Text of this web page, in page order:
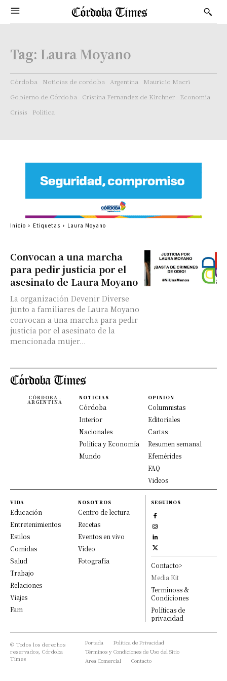
Tag: Laura Moyano
Córdoba Noticias de cordoba Argentina
Mauricio Macri
Gobierno de Córdoba
Cristina Fernandez de Kirchner
Economía
Crisis
Politica
Convocan a una marcha
para pedir justicia por el
asesinato de Laura Moyano
La organización Devenir Diverse
junto a familiares de Laura Moyano
convocan a una marcha para pedir
justicia por el asesinato de la
mencionada mujer...
Inicio Etiquetas Laura Moyano
CÓRDOBA -
ARGENTINA
NOTICIAS
Córdoba
Interior
Nacionales
Política y Economía
Mundo
OPINION
Columnistas
Editoriales
Cartas
Resumen semanal
Efemérides
FAQ
Videos
VIDA
Educación
Entretenimientos
Estilos
Comidas
Salud
Trabajo
Relaciones
Viajes
Fam
NOSOTROS
Centro de lectura
Recetas
Eventos en vivo
Video
Fotografía
SEGUINOS
Contacto>
Media Kit
Terminoss &
Condiciones
Políticas de
privacidad
© Todos los derechos
reservados, Córdoba
Times
Portada
Política de Privacidad
Términos y Condiciones de Uso del Sitio
Area Comercial
Contacto